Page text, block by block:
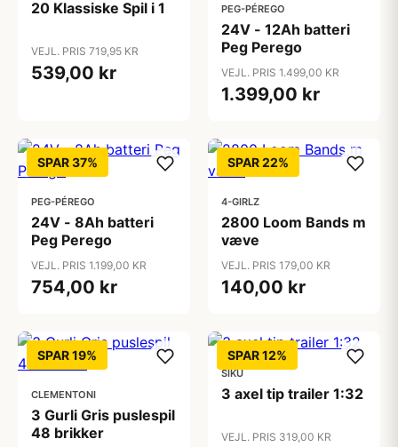
20 Klassiske Spil i 1
VEJL. PRIS 719,95 KR
539,00 kr
PEG-PÉREGO
24V - 12Ah batteri
Peg Perego
VEJL. PRIS 1.499,00 KR
1.399,00 kr
SPAR 37%
PEG-PÉREGO
24V - 8Ah batteri
Peg Perego
VEJL. PRIS 1.199,00 KR
754,00 kr
SPAR 22%
4-GIRLZ
2800 Loom Bands m
væve
VEJL. PRIS 179,00 KR
140,00 kr
SPAR 19%
CLEMENTONI
3 Gurli Gris puslespil
48 brikker
SPAR 12%
SIKU
3 axel tip trailer 1:32
VEJL. PRIS 319,00 KR